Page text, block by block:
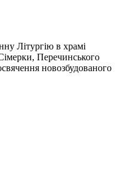
Літургію в храмі
Перечинського
новозбудованого